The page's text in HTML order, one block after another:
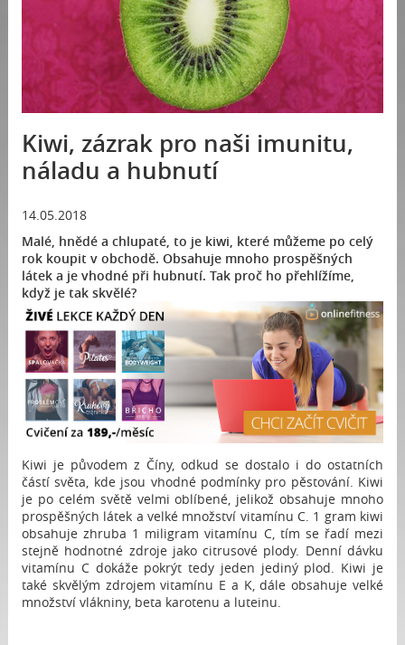
Kiwi, zázrak pro naši imunitu,
náladu a hubnutí
14.05.2018
Malé, hnědé a chlupaté, to je kiwi, které můžeme po celý
rok koupit v obchodě. Obsahuje mnoho prospěšných
látek a je vhodné při hubnutí. Tak proč ho přehlížíme,
když je tak skvělé?
Kiwi je původem z Číny, odkud se dostalo i do ostatních
částí světa, kde jsou vhodné podmínky pro pěstování. Kiwi
je po celém světě velmi oblíbené, jelikož obsahuje mnoho
prospěšných látek a velké množství vitamínu C. 1 gram kiwi
obsahuje zhruba 1 miligram vitamínu C, tím se řadí mezi
stejně hodnotné zdroje jako citrusové plody. Denní dávku
vitamínu C dokáže pokrýt tedy jeden jediný plod. Kiwi je
také skvělým zdrojem vitamínu E a K, dále obsahuje velké
množství vlákniny, beta karotenu a luteinu.